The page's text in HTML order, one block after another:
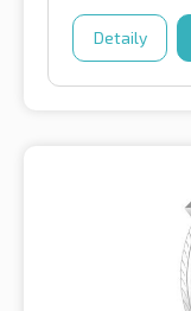
Detaily